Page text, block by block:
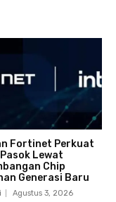
Fortinet Perkuat
Lewat
Chip
Generasi Baru
Agustus 3, 2026